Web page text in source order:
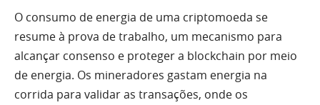
O consumo de energia de uma criptomoeda se
resume à prova de trabalho, um mecanismo para
alcançar consenso e proteger a blockchain por meio
de energia. Os mineradores gastam energia na
corrida para validar as transações, onde os